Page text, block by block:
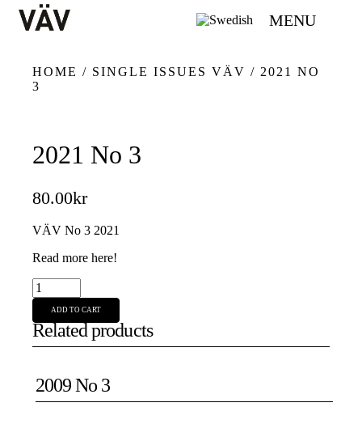
MENU
HOME / SINGLE ISSUES VÄV / 2021 NO
3
2021 No 3
80.00kr
VÄV No 3 2021
Read more here!
2021
No
quantity
ADD TO CART
Related products
2009 No 3